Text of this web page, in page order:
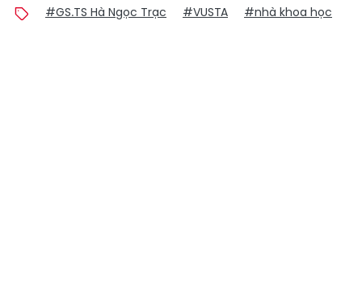
#GS.TS Hà Ngọc Trạc #VUSTA #nhà khoa học